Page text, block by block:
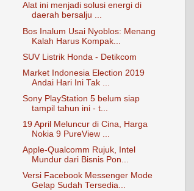
Alat ini menjadi solusi energi di
daerah bersalju ...
Bos Inalum Usai Nyoblos: Menang
Kalah Harus Kompak...
SUV Listrik Honda - Detikcom
Market Indonesia Election 2019
Andai Hari Ini Tak ...
Sony PlayStation 5 belum siap
tampil tahun ini - t...
19 April Meluncur di Cina, Harga
Nokia 9 PureView ...
Apple-Qualcomm Rujuk, Intel
Mundur dari Bisnis Pon...
Versi Facebook Messenger Mode
Gelap Sudah Tersedia...